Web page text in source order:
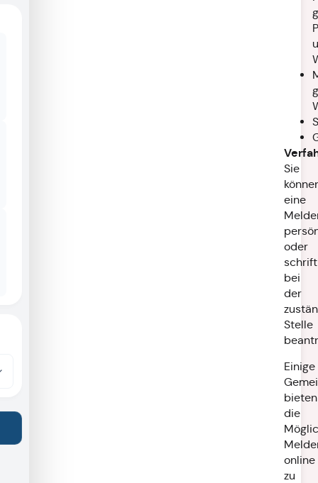
Sie
eine
oder
bei
der
Stelle
Einige
bieten
die
online
zu